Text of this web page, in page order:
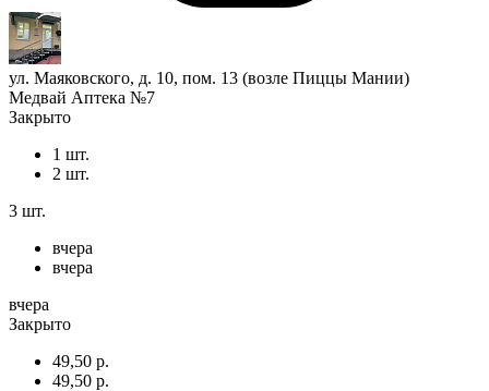
ул. Маяковского, д. 10, пом. 13 (возле Пиццы Мании)
Медвай Аптека №7
Закрыто
1 шт.
2 шт.
3 шт.
вчера
вчера
вчера
Закрыто
49,50 р.
49,50 р.